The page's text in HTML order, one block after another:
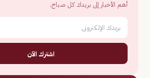
أهم الأخبار إلى بريدك كل صباح.
اشترك الآن